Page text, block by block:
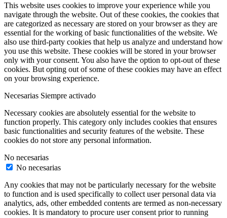
This website uses cookies to improve your experience while you
navigate through the website. Out of these cookies, the cookies that
are categorized as necessary are stored on your browser as they are
essential for the working of basic functionalities of the website. We
also use third-party cookies that help us analyze and understand how
you use this website. These cookies will be stored in your browser
only with your consent. You also have the option to opt-out of these
cookies. But opting out of some of these cookies may have an effect
on your browsing experience.
Necesarias Siempre activado
Necessary cookies are absolutely essential for the website to
function properly. This category only includes cookies that ensures
basic functionalities and security features of the website. These
cookies do not store any personal information.
No necesarias
No necesarias
Any cookies that may not be particularly necessary for the website
to function and is used specifically to collect user personal data via
analytics, ads, other embedded contents are termed as non-necessary
cookies. It is mandatory to procure user consent prior to running